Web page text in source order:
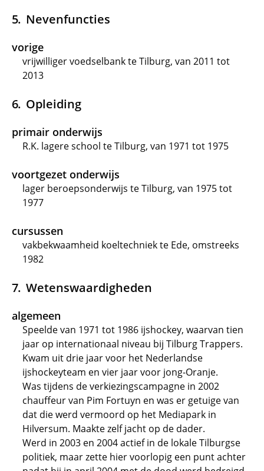
Nevenfuncties
vorige
vrijwilliger voedselbank te Tilburg, van 2011 tot
2013
Opleiding
primair onderwijs
R.K. lagere school te Tilburg, van 1971 tot 1975
voortgezet onderwijs
lager beroepsonderwijs te Tilburg, van 1975 tot
1977
cursussen
vakbekwaamheid koeltechniek te Ede, omstreeks
1982
Wetenswaardigheden
algemeen
Speelde van 1971 tot 1986 ijshockey, waarvan tien
jaar op internationaal niveau bij Tilburg Trappers.
Kwam uit drie jaar voor het Nederlandse
ijshockeyteam en vier jaar voor jong-Oranje.
Was tijdens de verkiezingscampagne in 2002
chauffeur van Pim Fortuyn en was er getuige van
dat die werd vermoord op het Mediapark in
Hilversum. Maakte zelf jacht op de dader.
Werd in 2003 en 2004 actief in de lokale Tilburgse
politiek, maar zette hier voorlopig een punt achter